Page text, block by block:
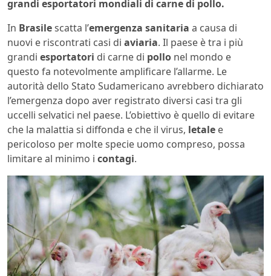
grandi esportatori mondiali di carne di pollo.
In Brasilescatta l’emergenza sanitaria a causa di
nuovi e riscontrati casi di aviaria. Il paese è tra i più
grandi esportatori di carne di pollo nel mondo e
questo fa notevolmente amplificare l’allarme. Le
autorità dello Stato Sudamericano avrebbero dichiarato
l’emergenza dopo aver registrato diversi casi tra gli
uccelli selvatici nel paese. L’obiettivo è quello di evitare
che la malattia si diffonda e che il virus, letale e
pericoloso per molte specie uomo compreso, possa
limitare al minimo i contagi.